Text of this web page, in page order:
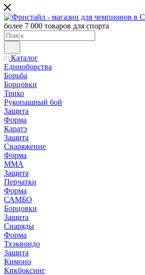
более 7 000 товаров для спорта
Каталог
Единоборства
Борьба
Борцовки
Трико
Рукопашный бой
Защита
Форма
Каратэ
Защита
Снаряжение
Форма
ММА
Защита
Перчатки
Форма
САМБО
Борцовки
Защита
Снаряды
Форма
Тхэквондо
Защита
Кимоно
Кикбоксинг